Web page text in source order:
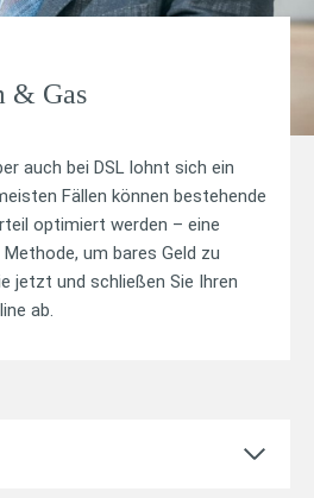
& Gas
auch bei DSL lohnt sich ein
Fällen können bestehende
optimiert werden – eine
um bares Geld zu
jetzt und schließen Sie Ihren
ab.